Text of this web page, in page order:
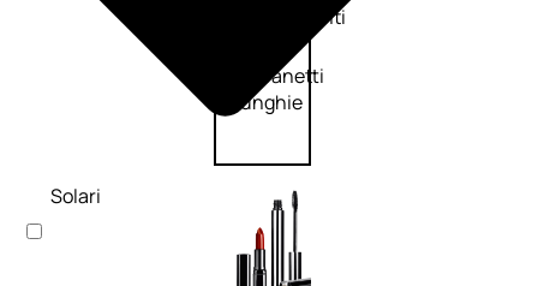
Trattamenti
unghie
Cofanetti
unghie
Solari